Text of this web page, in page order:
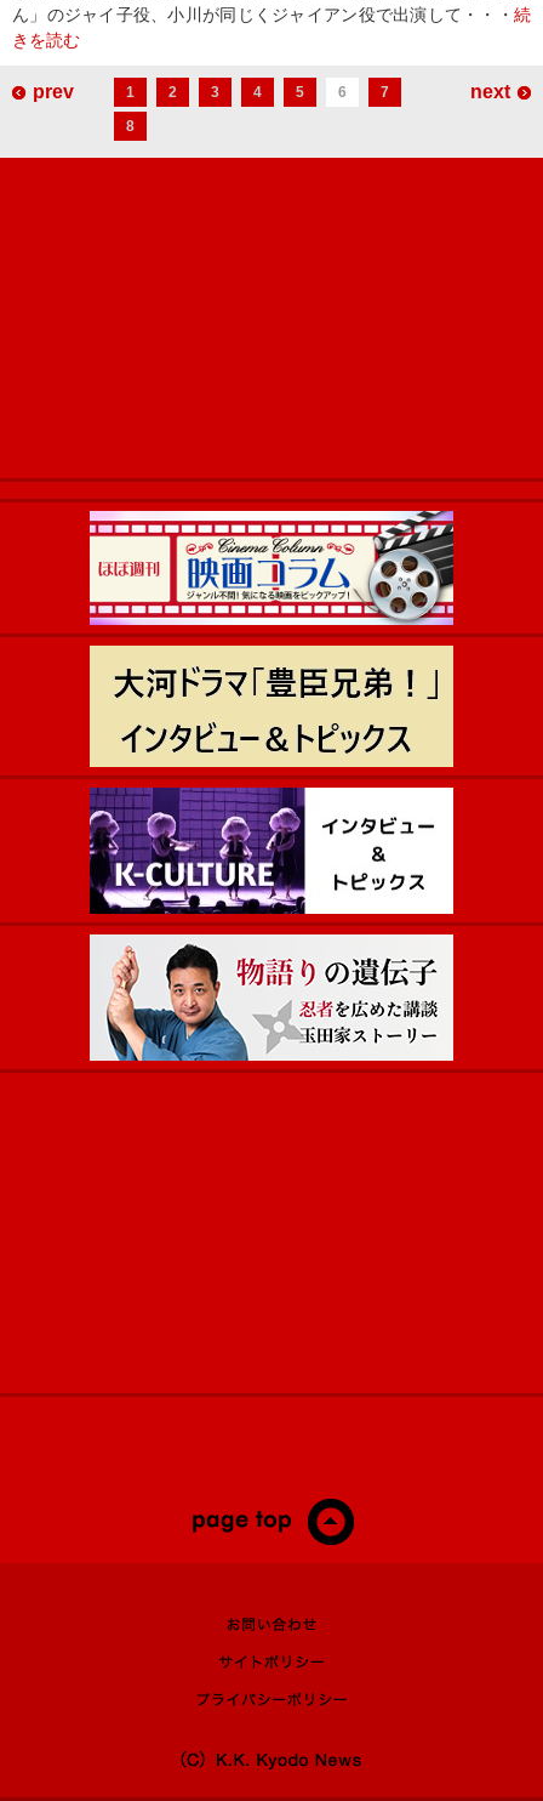
ん」のジャイ子役、小川が同じくジャイアン役で出演して・・・ 続
きを読む
prev 1 2 3 4 5 6
7
8
next